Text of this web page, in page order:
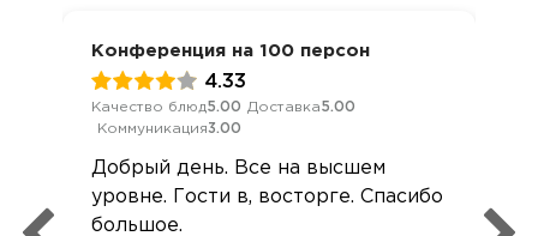
Конференция на 100 персон
4.33
Качество блюд5.00 Доставка5.00
Коммуникация3.00
Добрый день. Все на высшем
уровне. Гости в, восторге. Спасибо
большое.